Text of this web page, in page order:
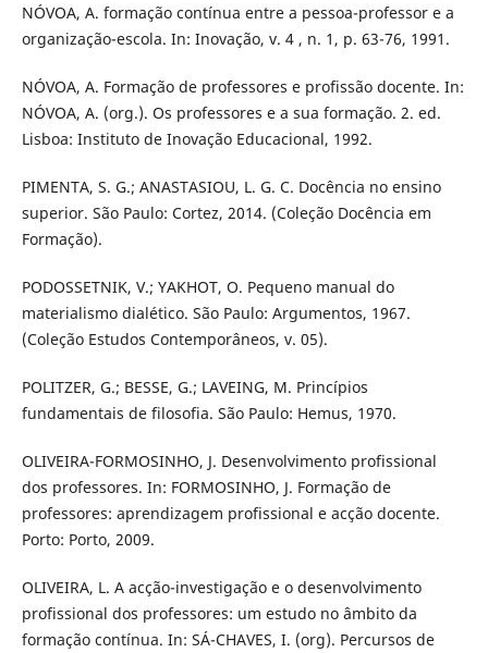
NÓVOA, A. formação contínua entre a pessoa-professor e a
organização-escola. In: Inovação, v. 4 , n. 1, p. 63-76, 1991.
NÓVOA, A. Formação de professores e profissão docente. In:
NÓVOA, A. (org.). Os professores e a sua formação. 2. ed.
Lisboa: Instituto de Inovação Educacional, 1992.
PIMENTA, S. G.; ANASTASIOU, L. G. C. Docência no ensino
superior. São Paulo: Cortez, 2014. (Coleção Docência em
Formação).
PODOSSETNIK, V.; YAKHOT, O. Pequeno manual do
materialismo dialético. São Paulo: Argumentos, 1967.
(Coleção Estudos Contemporâneos, v. 05).
POLITZER, G.; BESSE, G.; LAVEING, M. Princípios
fundamentais de filosofia. São Paulo: Hemus, 1970.
OLIVEIRA-FORMOSINHO, J. Desenvolvimento profissional
dos professores. In: FORMOSINHO, J. Formação de
professores: aprendizagem profissional e acção docente.
Porto: Porto, 2009.
OLIVEIRA, L. A acção-investigação e o desenvolvimento
profissional dos professores: um estudo no âmbito da
formação contínua. In: SÁ-CHAVES, I. (org). Percursos de